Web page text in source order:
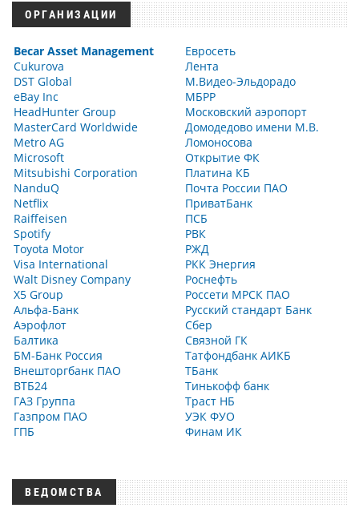
ОРГАНИЗАЦИИ
Becar Asset Management
Cukurova
DST Global
eBay Inc
HeadHunter Group
MasterCard Worldwide
Metro AG
Microsoft
Mitsubishi Corporation
NanduQ
Netflix
Raiffeisen
Spotify
Toyota Motor
Visa International
Walt Disney Company
X5 Group
Альфа-Банк
Аэрофлот
Балтика
БМ-Банк Россия
Внешторгбанк ПАО
ВТБ24
ГАЗ Группа
Газпром ПАО
ГПБ
Евросеть
Лента
М.Видео-Эльдорадо
МБРР
Московский аэропорт
Домодедово имени М.В.
Ломоносова
Открытие ФК
Платина КБ
Почта России ПАО
ПриватБанк
ПСБ
РВК
РЖД
РКК Энергия
Роснефть
Россети МРСК ПАО
Русский стандарт Банк
Сбер
Связной ГК
Татфондбанк АИКБ
ТБанк
Тинькофф банк
Траст НБ
УЭК ФУО
Финам ИК
ВЕДОМСТВА